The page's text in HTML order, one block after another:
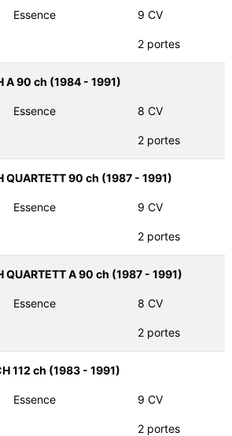
Essence 9 CV
2 portes
A 90 ch (1984 - 1991)
Essence 8 CV
2 portes
QUARTETT 90 ch (1987 - 1991)
Essence 9 CV
2 portes
QUARTETT A 90 ch (1987 - 1991)
Essence 8 CV
2 portes
112 ch (1983 - 1991)
Essence 9 CV
2 portes